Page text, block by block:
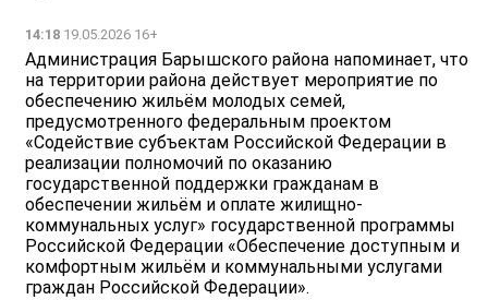
14:18 19.05.2026 16+
Администрация Барышского района напоминает, что
на территории района действует мероприятие по
обеспечению жильём молодых семей,
предусмотренного федеральным проектом
«Содействие субъектам Российской Федерации в
реализации полномочий по оказанию
государственной поддержки гражданам в
обеспечении жильём и оплате жилищно-
коммунальных услуг» государственной программы
Российской Федерации «Обеспечение доступным и
комфортным жильём и коммунальными услугами
граждан Российской Федерации».